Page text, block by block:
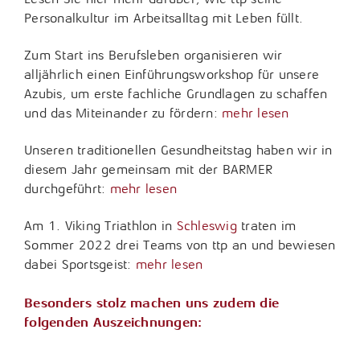
Personalkultur im Arbeitsalltag mit Leben füllt.
Zum Start ins Berufsleben organisieren wir
alljährlich einen Einführungsworkshop für unsere
Azubis, um erste fachliche Grundlagen zu schaffen
und das Miteinander zu fördern: mehr lesen
Unseren traditionellen Gesundheitstag haben wir in
diesem Jahr gemeinsam mit der BARMER
durchgeführt: mehr lesen
Am 1. Viking Triathlon in Schleswigtraten im
Sommer 2022 drei Teams von ttp an und bewiesen
dabei Sportsgeist: mehr lesen
Besonders stolz machen uns zudem die
folgenden Auszeichnungen: